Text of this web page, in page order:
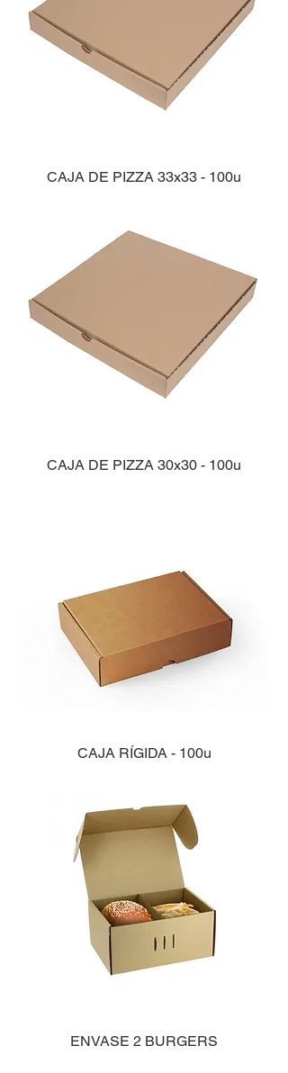
CAJA DE PIZZA 33x33 - 100u
CAJA DE PIZZA 30x30 - 100u
CAJA RÍGIDA - 100u
ENVASE 2 BURGERS